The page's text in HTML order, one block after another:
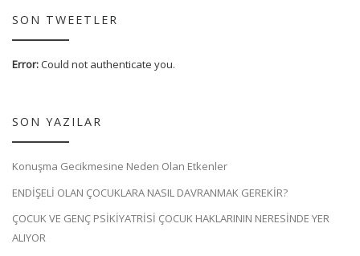
SON TWEETLER
Error:Could not authenticate you.
SON YAZILAR
Konuşma Gecikmesine Neden Olan Etkenler
ENDİŞELİ OLAN ÇOCUKLARA NASIL DAVRANMAK GEREKİR?
ÇOCUK VE GENÇ PSİKİYATRİSİ ÇOCUK HAKLARININ NERESİNDE YER
ALIYOR